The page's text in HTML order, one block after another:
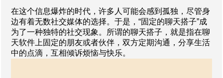
在这个信息爆炸的时代，许多人可能会感到孤独，尽管身
边有着无数社交媒体的选择。于是，“固定的聊天搭子”成
为了一种独特的社交现象。所谓的聊天搭子，就是指在聊
天软件上固定的朋友或者伙伴，双方定期沟通，分享生活
中的点滴，互相倾诉烦恼与快乐。